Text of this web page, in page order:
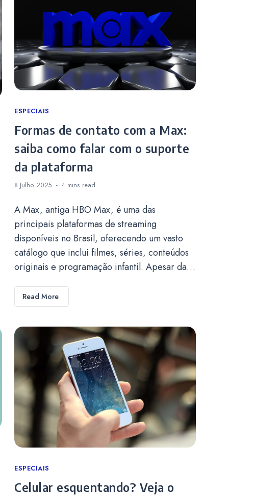
Categories
ESPECIAIS
Formas de contato com a Max:
saiba como falar com o suporte
da plataforma
8 Julho 2025 4 mins read
A Max, antiga HBO Max, é uma das
principais plataformas de streaming
disponíveis no Brasil, oferecendo um vasto
catálogo que inclui filmes, séries, conteúdos
originais e programação infantil. Apesar da…
Read More
Categories
ESPECIAIS
Celular esquentando? Veja o